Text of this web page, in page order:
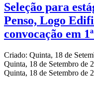
Seleção para
Penso, Logo
convocação em
Criado: Quinta, 18 de
Quinta, 18 de Setembro de
Quinta, 18 de Setembro de